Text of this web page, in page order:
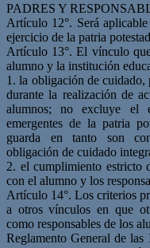
PADRES Y
Artículo 12°. Será
ejercicio de la patria
Artículo 13°. El vínculo
alumno y la institución
1. la obligación de cuidado,
durante la realización de
alumnos; no excluye el
emergentes de la patria
guarda en tanto son
obligación de cuidado
2. el cumplimiento estricto
con el alumno y los
Artículo 14°. Los criterios
a otros vínculos en que
como responsables de los
Reglamento General de